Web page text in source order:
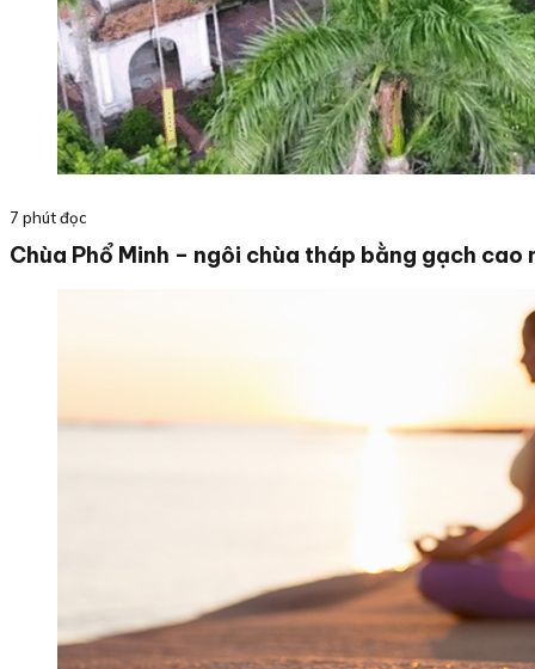
7 phút đọc
Chùa Phổ Minh – ngôi chùa tháp bằng gạch cao